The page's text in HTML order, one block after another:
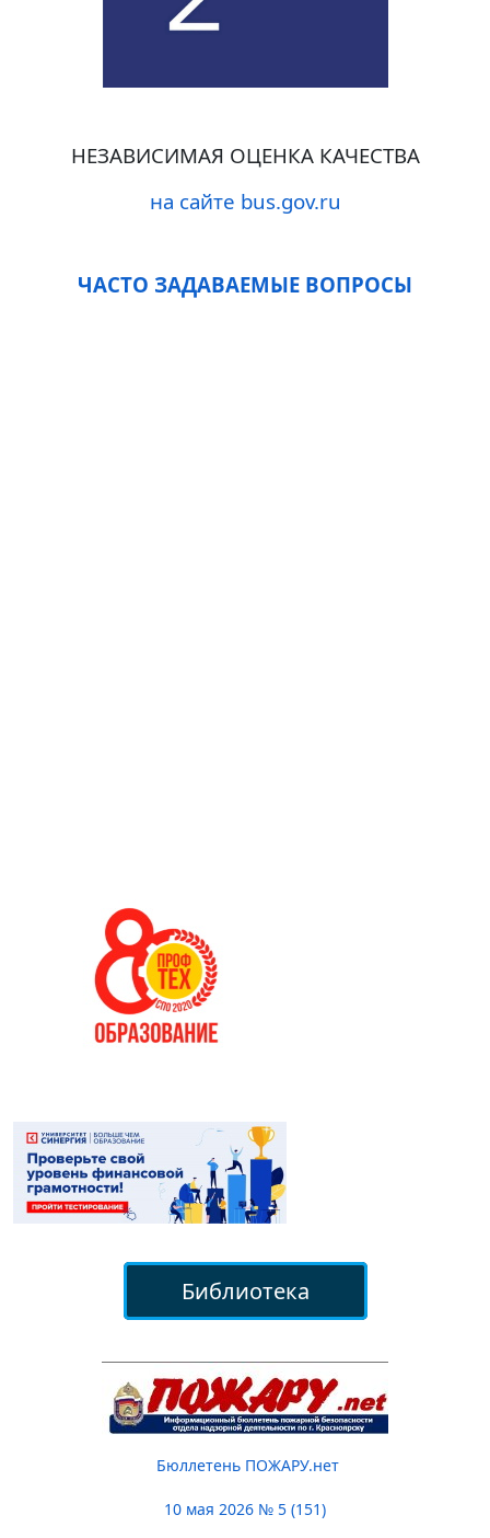
НЕЗАВИСИМАЯ ОЦЕНКА КАЧЕСТВА
на сайте bus.gov.ru
ЧАСТО ЗАДАВАЕМЫЕ ВОПРОСЫ
Библиотека
Бюллетень ПОЖАРУ.нет
10 мая 2026 № 5 (151)